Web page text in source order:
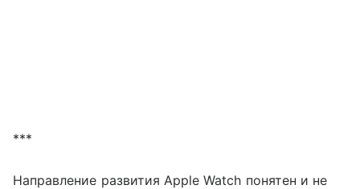
***
Направление развития Apple Watch понятен и не